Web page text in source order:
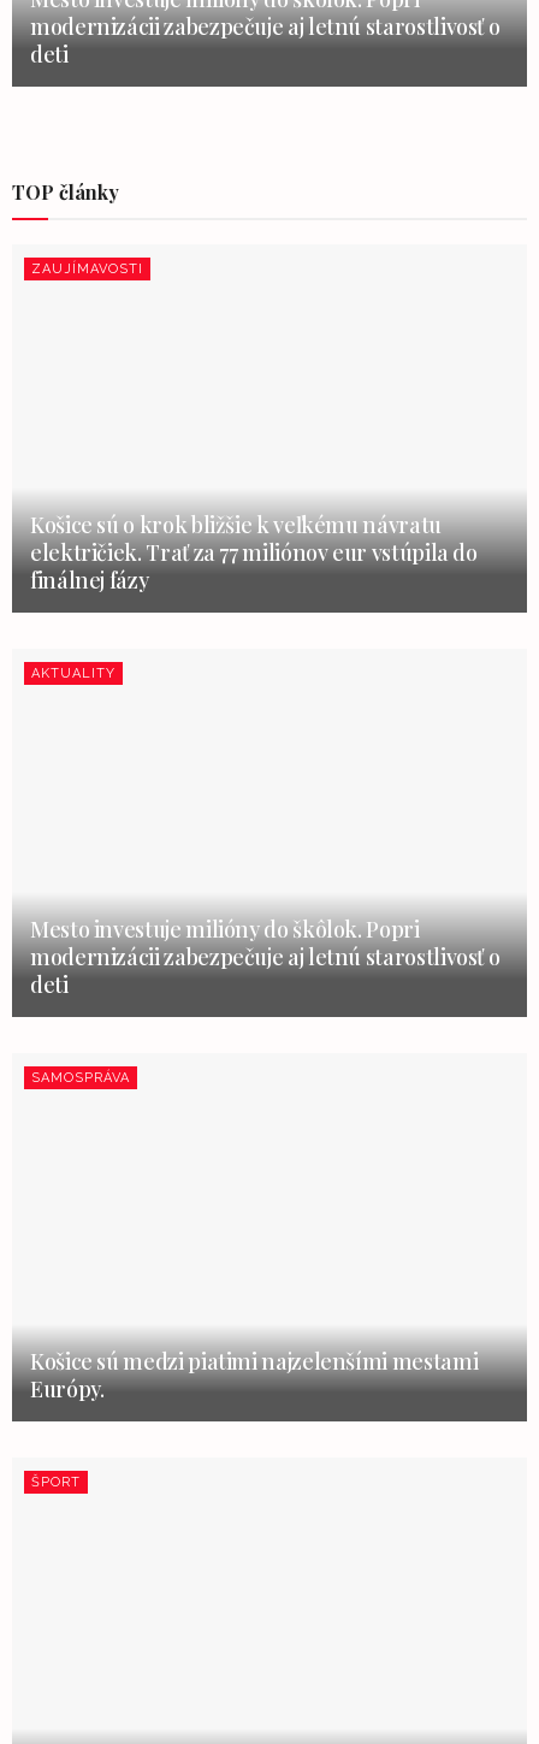
modernizácii zabezpečuje aj letnú starostlivosť o
deti
TOP články
ZAUJÍMAVOSTI
Košice sú o krok bližšie k veľkému návratu
električiek. Trať za 77 miliónov eur vstúpila do
finálnej fázy
AKTUALITY
Mesto investuje milióny do škôlok. Popri
modernizácii zabezpečuje aj letnú starostlivosť o
deti
SAMOSPRÁVA
Košice sú medzi piatimi najzelenšími mestami
Európy.
ŠPORT